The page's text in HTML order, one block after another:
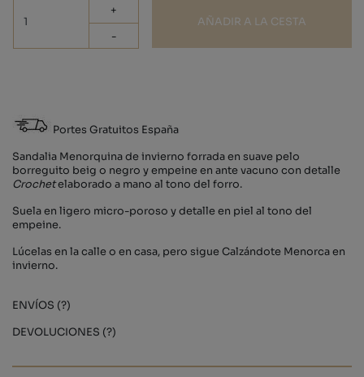
+
-
AÑADIR A LA CESTA
Portes Gratuitos España
Sandalia Menorquina de invierno forrada en suave pelo
borreguito beig o negro y empeine en ante vacuno con detalle
Crochetelaborado a mano al tono del forro.
Suela en ligero micro-poroso y detalle en piel al tono del
empeine.
Lúcelas en la calle o en casa, pero sigue Calzándote Menorca en
invierno.
ENVÍOS (?)
DEVOLUCIONES (?)